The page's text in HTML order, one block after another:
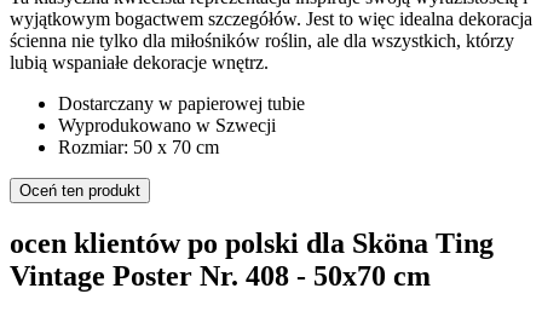
wyjątkowym bogactwem szczegółów. Jest to więc idealna dekoracja
ścienna nie tylko dla miłośników roślin, ale dla wszystkich, którzy
lubią wspaniałe dekoracje wnętrz.
Dostarczany w papierowej tubie
Wyprodukowano w Szwecji
Rozmiar: 50 x 70 cm
Oceń ten produkt
ocen klientów po polski dla Sköna Ting
Vintage Poster Nr. 408 - 50x70 cm